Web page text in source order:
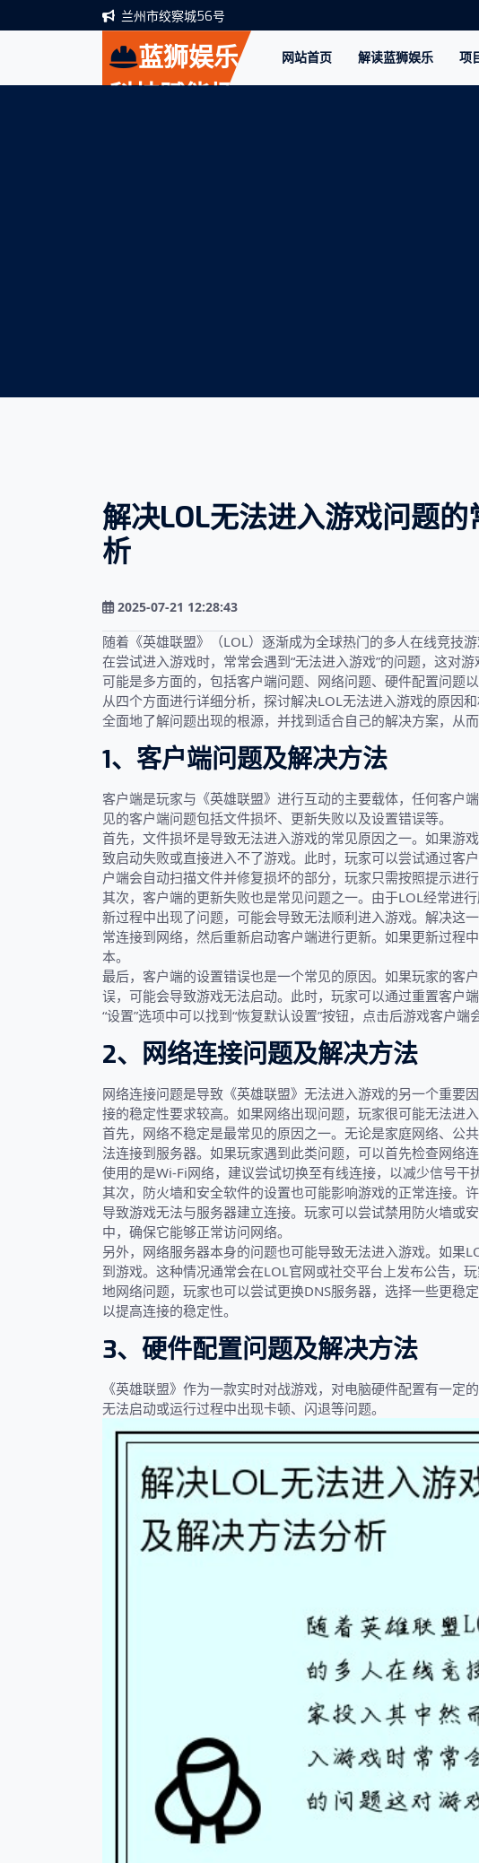
兰州市绞察城56号
蓝狮娱乐-
科技赋能场
网站首页 解读蓝狮娱乐 项
解决LOL无法进入游戏问题
析
2025-07-21 12:28:43
随着《英雄联盟》（LOL）逐渐成为全球热门的多人在线竞技
在尝试进入游戏时，常常会遇到“无法进入游戏”的问题，这对
可能是多方面的，包括客户端问题、网络问题、硬件配置问题
从四个方面进行详细分析，探讨解决LOL无法进入游戏的原因
全面地了解问题出现的根源，并找到适合自己的解决方案，从而
1、客户端问题及解决方法
客户端是玩家与《英雄联盟》进行互动的主要载体，任何客户
见的客户端问题包括文件损坏、更新失败以及设置错误等。
首先，文件损坏是导致无法进入游戏的常见原因之一。如果游
致启动失败或直接进入不了游戏。此时，玩家可以尝试通过客
户端会自动扫描文件并修复损坏的部分，玩家只需按照提示进行
其次，客户端的更新失败也是常见问题之一。由于LOL经常进
新过程中出现了问题，可能会导致无法顺利进入游戏。解决这
常连接到网络，然后重新启动客户端进行更新。如果更新过程
本。
最后，客户端的设置错误也是一个常见的原因。如果玩家的客
误，可能会导致游戏无法启动。此时，玩家可以通过重置客户
“设置”选项中可以找到“恢复默认设置”按钮，点击后游戏客户端
2、网络连接问题及解决方法
网络连接问题是导致《英雄联盟》无法进入游戏的另一个重要
接的稳定性要求较高。如果网络出现问题，玩家很可能无法进
首先，网络不稳定是最常见的原因之一。无论是家庭网络、公
法连接到服务器。如果玩家遇到此类问题，可以首先检查网络
使用的是Wi-Fi网络，建议尝试切换至有线连接，以减少信号干扰
其次，防火墙和安全软件的设置也可能影响游戏的正常连接。
导致游戏无法与服务器建立连接。玩家可以尝试禁用防火墙或
中，确保它能够正常访问网络。
另外，网络服务器本身的问题也可能导致无法进入游戏。如果
到游戏。这种情况通常会在LOL官网或社交平台上发布公告，
地网络问题，玩家也可以尝试更换DNS服务器，选择一些更稳
以提高连接的稳定性。
3、硬件配置问题及解决方法
《英雄联盟》作为一款实时对战游戏，对电脑硬件配置有一定
无法启动或运行过程中出现卡顿、闪退等问题。